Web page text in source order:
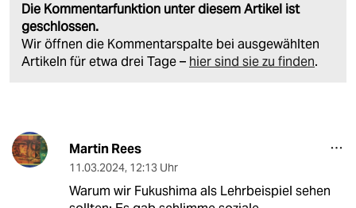
Die Kommentarfunktion unter diesem Artikel ist
geschlossen.
Wir öffnen die Kommentarspalte bei ausgewählten
Artikeln für etwa drei Tage – hier sind sie zu finden.
Martin Rees
11.03.2024, 12:13 Uhr
Warum wir Fukushima als Lehrbeispiel sehen